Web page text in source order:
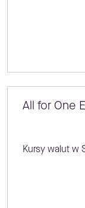
All for One
Kursy walut w